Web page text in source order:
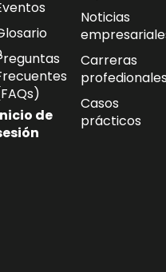
de
Noticias
Carreras
Casos
prácticos